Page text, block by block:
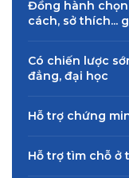
Đồng hành
cách, sở thích...
Có chiến lược
đẳng, đại học
Hỗ trợ chứng
Hỗ trợ tìm chỗ ở